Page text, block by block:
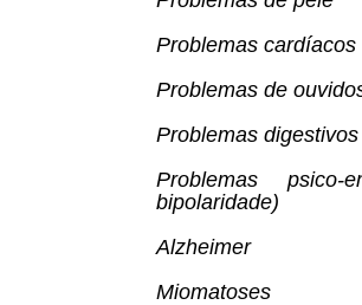
Problemas cardíacos
Problemas de
Problemas digestivos
Problemas psico-
bipolaridade)
Alzheimer
Miomatoses